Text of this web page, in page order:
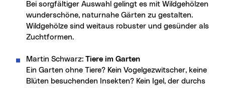
Bei sorgfältiger Auswahl gelingt es mit Wildgehölzen
wunderschöne, naturnahe Gärten zu gestalten.
Wildgehölze sind weitaus robuster und gesünder als
Zuchtformen.
Martin Schwarz: Tiere im Garten
Ein Garten ohne Tiere? Kein Vogelgezwitscher, keine
Blüten besuchenden Insekten? Kein Igel, der durchs